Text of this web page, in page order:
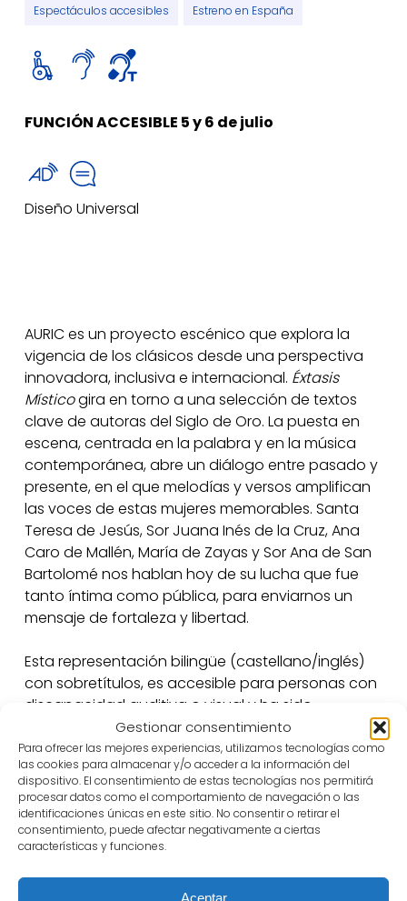
Gestionar consentimiento
Para ofrecer las mejores experiencias, utilizamos tecnologías como
las cookies para almacenar y/o acceder a la información del
dispositivo. El consentimiento de estas tecnologías nos permitirá
procesar datos como el comportamiento de navegación o las
identificaciones únicas en este sitio. No consentir o retirar el
consentimiento, puede afectar negativamente a ciertas
características y funciones.
Aceptar
Espectáculos accesibles Estreno en España
FUNCIÓN ACCESIBLE 5 y 6 de julio
Diseño Universal
AURIC es un proyecto escénico que explora la
vigencia de los clásicos desde una perspectiva
innovadora, inclusiva e internacional. Éxtasis
Místicogira en torno a una selección de textos
clave de autoras del Siglo de Oro. La puesta en
escena, centrada en la palabra y en la música
contemporánea, abre un diálogo entre pasado y
presente, en el que melodías y versos amplifican
las voces de estas mujeres memorables. Santa
Teresa de Jesús, Sor Juana Inés de la Cruz, Ana
Caro de Mallén, María de Zayas y Sor Ana de San
Bartolomé nos hablan hoy de su lucha que fue
tanto íntima como pública, para enviarnos un
mensaje de fortaleza y libertad.
Esta representación bilingüe (castellano/inglés)
con sobretítulos, es accesible para personas con
discapacidad auditiva o visual y ha sido
concebida a través del Diseño Universal,
enriqueciendo la propuesta artística y
favoreciendo la experiencia de todos los
públicos.
Paula Rodríguez